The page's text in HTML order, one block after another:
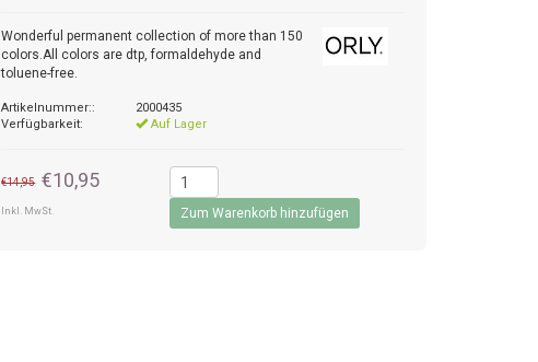
Wonderful permanent collection of more than 150
colors.All colors are dtp, formaldehyde and
toluene-free.
Artikelnummer::
2000435
Verfügbarkeit:
Auf Lager
€14,95 €10,95
Inkl. MwSt.